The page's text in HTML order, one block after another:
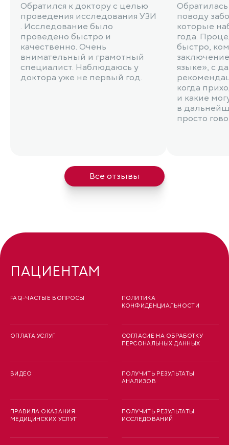
Все отзывы
Обратился к доктору с целью
проведения исследования УЗИ​
. Исследование было
проведено быстро и
качественно. Очень
внимательный и грамотный
специалист. Наблюдаюсь у
доктора уже не первый год.
поводу
которые
года.
быстро,
языке», с
когда
и какие
в
просто
ПАЦИЕНТАМ
FAQ-ЧАСТЫЕ ВОПРОСЫ
ОПЛАТА УСЛУГ
ВИДЕО
ПРАВИЛА ОКАЗАНИЯ
МЕДИЦИНСКИХ УСЛУГ
ПОЛИТИКА
КОНФИДЕНЦИАЛЬНОСТИ
СОГЛАСИЕ НА ОБРАБОТКУ
ПЕРСОНАЛЬНЫХ ДАННЫХ
ПОЛУЧИТЬ РЕЗУЛЬТАТЫ
АНАЛИЗОВ
ПОЛУЧИТЬ РЕЗУЛЬТАТЫ
ИССЛЕДОВАНИЙ